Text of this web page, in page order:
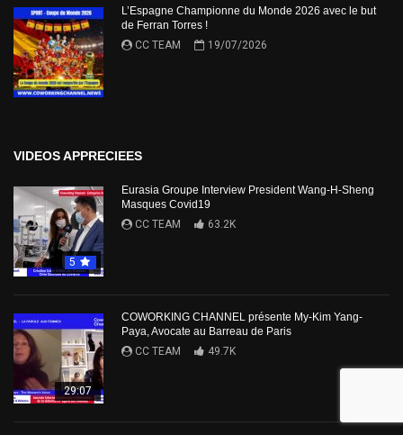
L’Espagne Championne du Monde 2026 avec le but
de Ferran Torres !
CC TEAM
19/07/2026
VIDEOS APPRECIEES
5
Eurasia Groupe Interview President Wang-H-Sheng
Masques Covid19
CC TEAM
63.2K
29:07
COWORKING CHANNEL présente My-Kim Yang-
Paya, Avocate au Barreau de Paris
CC TEAM
49.7K